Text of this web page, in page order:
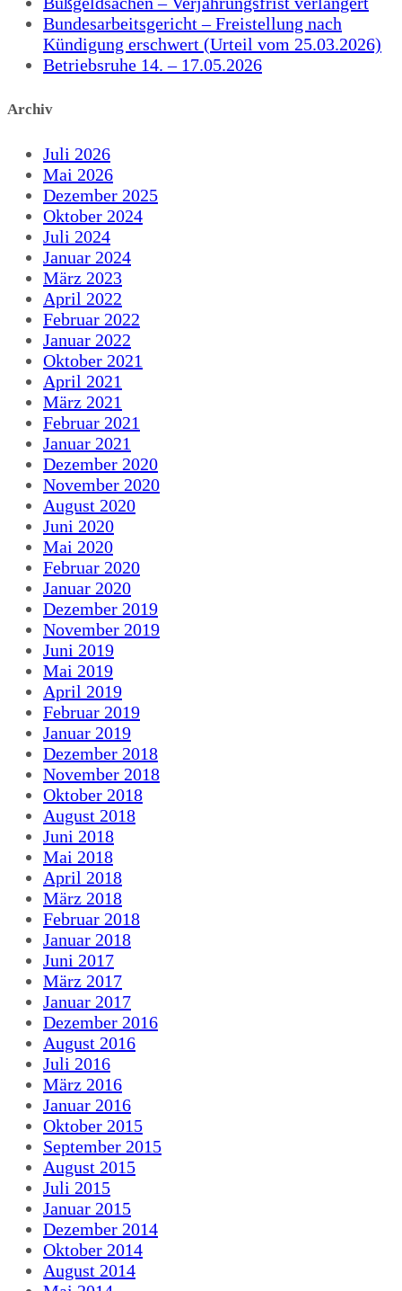
Bundesarbeitsgericht – Freistellung nach
Kündigung erschwert (Urteil vom 25.03.2026)
Betriebsruhe 14. – 17.05.2026
Archiv
Juli 2026
Mai 2026
Dezember 2025
Oktober 2024
Juli 2024
Januar 2024
März 2023
April 2022
Februar 2022
Januar 2022
Oktober 2021
April 2021
März 2021
Februar 2021
Januar 2021
Dezember 2020
November 2020
August 2020
Juni 2020
Mai 2020
Februar 2020
Januar 2020
Dezember 2019
November 2019
Juni 2019
Mai 2019
April 2019
Februar 2019
Januar 2019
Dezember 2018
November 2018
Oktober 2018
August 2018
Juni 2018
Mai 2018
April 2018
März 2018
Februar 2018
Januar 2018
Juni 2017
März 2017
Januar 2017
Dezember 2016
August 2016
Juli 2016
März 2016
Januar 2016
Oktober 2015
September 2015
August 2015
Juli 2015
Januar 2015
Dezember 2014
Oktober 2014
August 2014